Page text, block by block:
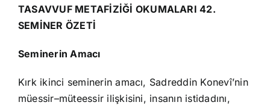
Blog
TASAVVUF METAFİZİĞİ OKUMALARI 42.
SEMİNER ÖZETİ
Seminerin Amacı
Kırk ikinci seminerin amacı, Sadreddin Konevî’nin
müessir–müteessir ilişkisini, insanın istidadını,